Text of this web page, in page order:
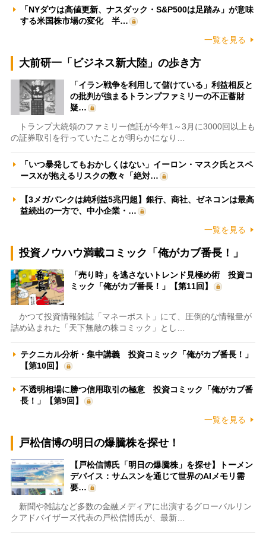
「NYダウは高値更新、ナスダック・S&P500は足踏み」が意味
する米国株市場の変化 半…
一覧を見る
大前研一「ビジネス新大陸」の歩き方
「イラン戦争を利用して儲けている」利益相反と
の批判が強まるトランプファミリーの不正蓄財
疑…
トランプ大統領のファミリー信託が今年1～3月に3000回以上も
の証券取引を行っていたことが明らかになり…
「いつ暴発してもおかしくはない」イーロン・マスク氏とスペ
ースXが抱えるリスクの数々「絶対…
【3メガバンクは純利益5兆円超】銀行、商社、ゼネコンは最高
益続出の一方で、中小企業・…
一覧を見る
投資ノウハウ満載コミック「俺がカブ番長！」
「売り時」を逃さないトレンド見極め術 投資コ
ミック「俺がカブ番長！」【第11回】
かつて投資情報雑誌「マネーポスト」にて、圧倒的な情報量が
詰め込まれた「天下無敵の株コミック」とし…
テクニカル分析・集中講義 投資コミック「俺がカブ番長！」
【第10回】
不透明相場に勝つ信用取引の極意 投資コミック「俺がカブ番
長！」【第9回】
一覧を見る
戸松信博の明日の爆騰株を探せ！
【戸松信博氏「明日の爆騰株」を探せ】トーメン
デバイス：サムスンを通じて世界のAIメモリ需
要…
新聞や雑誌など多数の金融メディアに出演するグローバルリン
クアドバイザーズ代表の戸松信博氏が、最新…